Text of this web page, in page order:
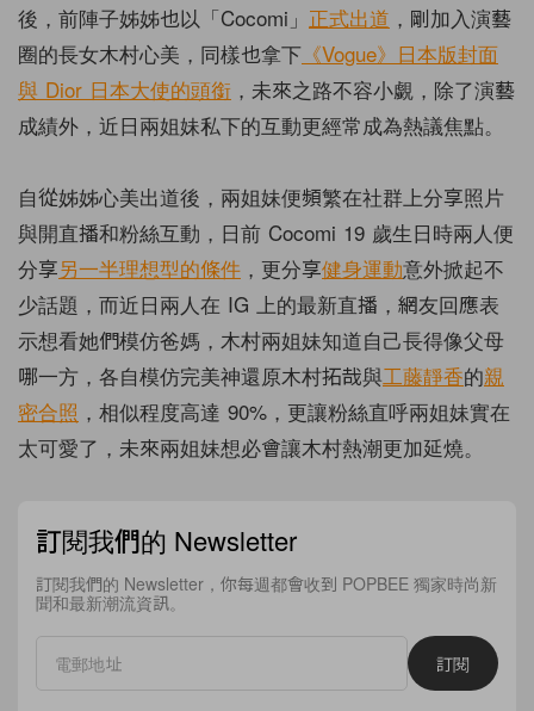
後，前陣子姊姊也以「Cocomi」 正式出道 ，剛加入演藝
圈的長女木村心美，同樣也拿下 《Vogue》日本版封面
與 Dior 日本大使的頭銜 ，未來之路不容小覷，除了演藝
成績外，近日兩姐妹私下的互動更經常成為熱議焦點。
自從姊姊心美出道後，兩姐妹便頻繁在社群上分享照片
與開直播和粉絲互動，日前 Cocomi 19 歲生日時兩人便
分享另一半理想型的條件 ，更分享健身運動意外掀起不
少話題，而近日兩人在 IG 上的最新直播，網友回應表
示想看她們模仿爸媽，木村兩姐妹知道自己長得像父母
哪一方，各自模仿完美神還原木村拓哉與工藤靜香的親
密合照 ，相似程度高達 90%，更讓粉絲直呼兩姐妹實在
太可愛了，未來兩姐妹想必會讓木村熱潮更加延燒。
訂閱我們的 Newsletter
訂閱我們的 Newsletter，你每週都會收到 POPBEE 獨家時尚新
聞和最新潮流資訊。
訂閱